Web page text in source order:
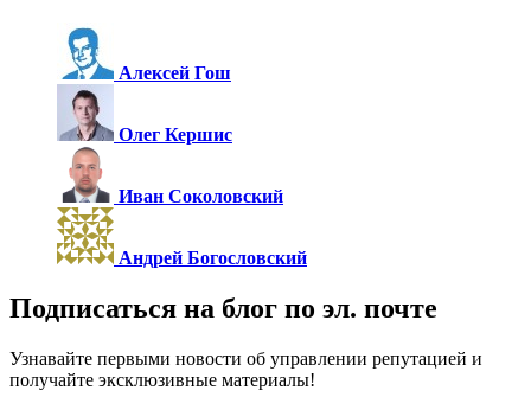
Алексей Гош
Олег Кершис
Иван Соколовский
Андрей Богословский
Подписаться на блог по эл. почте
Узнавайте первыми новости об управлении репутацией и
получайте эксклюзивные материалы!